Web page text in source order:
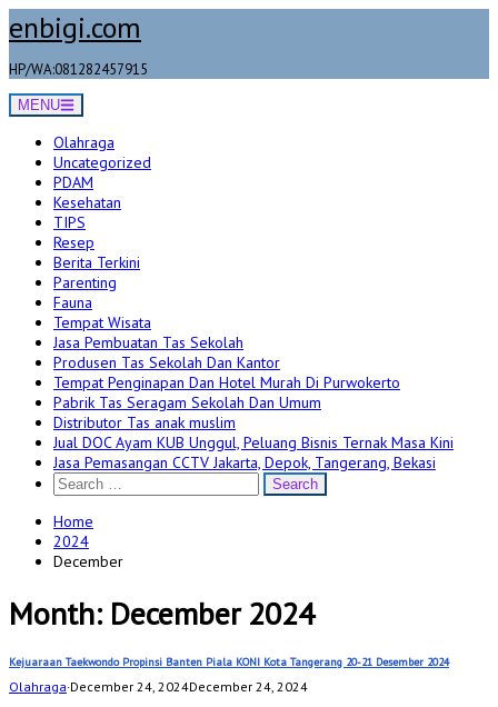
to
enbigi.com
HP/WA:081282457915
MENU
Olahraga
Uncategorized
PDAM
Kesehatan
TIPS
Resep
Berita Terkini
Parenting
Fauna
Tempat Wisata
Jasa Pembuatan Tas Sekolah
Produsen Tas Sekolah Dan Kantor
Tempat Penginapan Dan Hotel Murah Di Purwokerto
Pabrik Tas Seragam Sekolah Dan Umum
Distributor Tas anak muslim
Jual DOC Ayam KUB Unggul, Peluang Bisnis Ternak Masa Kini
Jasa Pemasangan CCTV Jakarta, Depok, Tangerang, Bekasi
Search
for:
Home
2024
December
Month: December 2024
Kejuaraan Taekwondo Propinsi Banten Piala KONI Kota Tangerang 20-21 Desember 2024
Olahraga·December 24, 2024December 24, 2024